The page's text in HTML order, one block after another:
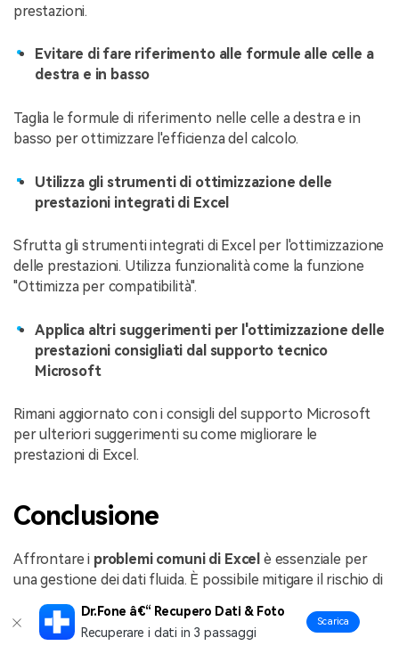
prestazioni.
Evitare di fare riferimento alle formule alle celle a
destra e in basso
Taglia le formule di riferimento nelle celle a destra e in
basso per ottimizzare l'efficienza del calcolo.
Utilizza gli strumenti di ottimizzazione delle
prestazioni integrati di Excel
Sfrutta gli strumenti integrati di Excel per l'ottimizzazione
delle prestazioni. Utilizza funzionalità come la funzione
"Ottimizza per compatibilità".
Applica altri suggerimenti per l'ottimizzazione delle
prestazioni consigliati dal supporto tecnico
Microsoft
Rimani aggiornato con i consigli del supporto Microsoft
per ulteriori suggerimenti su come migliorare le
prestazioni di Excel.
Conclusione
Affrontare i problemi comuni di Excel è essenziale per
una gestione dei dati fluida. È possibile mitigare il rischio di
danneggiamento dei file Excel implementando misure
preventive. Sebbene i metodi di risoluzione dei problemi
di base abbiano un valore inestimabile, l'incontro con
Dr.Fone â€“ Recupero Dati & Foto
Recuperare i dati in 3 passaggi
Scarica